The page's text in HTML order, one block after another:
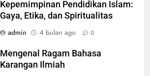
Kepemimpinan Pendidikan Islam:
Gaya, Etika, dan Spiritualitas
admin
4 bulan ago 0
Mengenal Ragam Bahasa
Karangan Ilmiah